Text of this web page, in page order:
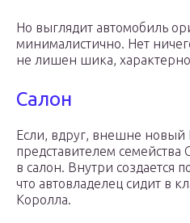
Но выглядит автомобиль
минималистично. Нет
не лишен шика,
Салон
Если, вдруг, внешне новый
представителем семейства
в салон. Внутри создается
что автовладелец сидит в
Королла.